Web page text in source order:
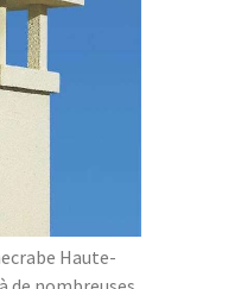
Haute-